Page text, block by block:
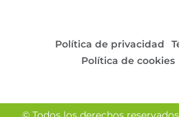
Política de privacidad
Política de cookies